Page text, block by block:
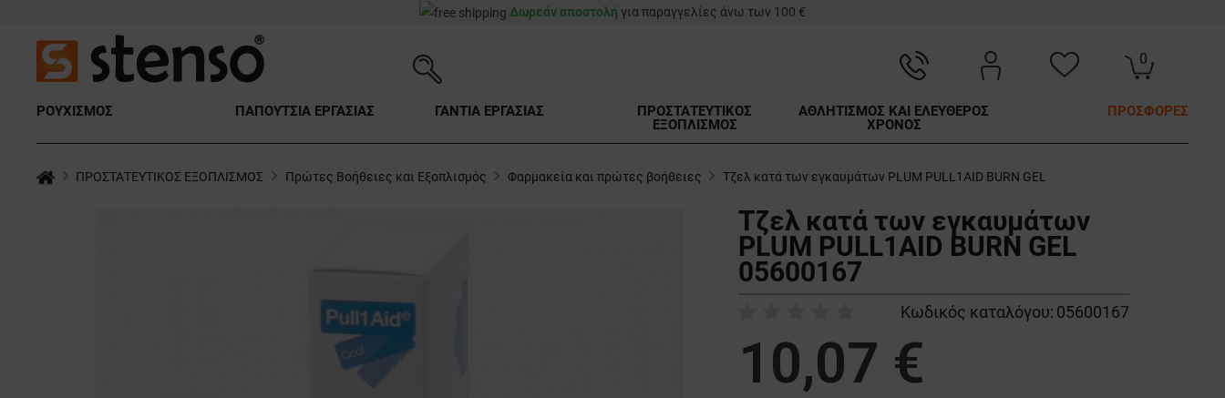
Δωρεάν αποστολή για παραγγελίες άνω των 100 €
0
ΡΟΥΧΙΣΜΟΣ ΠΑΠΟΥΤΣΙΑ ΕΡΓΑΣΙΑΣ ΓΑΝΤΙΑ ΕΡΓΑΣΙΑΣ
ΠΡΟΣΤΑΤΕΥΤΙΚΟΣ
ΕΞΟΠΛΙΣΜΟΣ
ΑΘΛΗΤΙΣΜΟΣ ΚΑΙ ΕΛΕΥΘΕΡΟΣ
ΧΡΟΝΟΣ
ΠΡΟΣΦΟΡΕΣ
ΠΡΟΣΤΑΤΕΥΤΙΚΟΣ ΕΞΟΠΛΙΣΜΟΣ Πρώτες Βοήθειες και Εξοπλισμός Φαρμακεία και πρώτες βοήθειες Τζελ κατά των εγκαυμάτων PLUM PULL1AID BURN GEL
Τζελ κατά των εγκαυμάτων
PLUM PULL1AID BURN GEL
05600167
Κωδικός καταλόγου: 05600167
10,07 €